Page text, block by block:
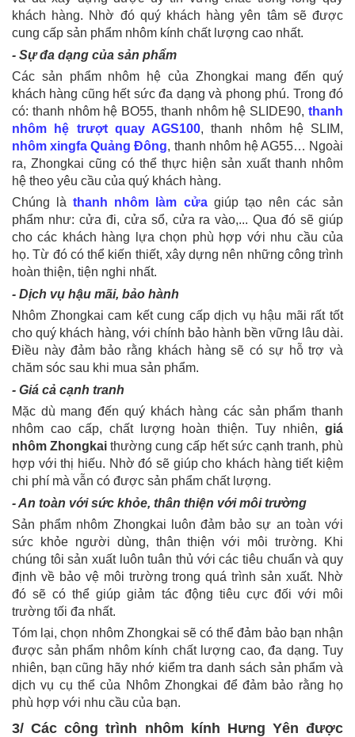
khách hàng. Nhờ đó quý khách hàng yên tâm sẽ được
cung cấp sản phẩm nhôm kính chất lượng cao nhất.
- Sự đa dạng của sản phẩm
Các sản phẩm nhôm hệ của Zhongkai mang đến quý
khách hàng cũng hết sức đa dạng và phong phú. Trong đó
có: thanh nhôm hệ BO55, thanh nhôm hệ SLIDE90, thanh
nhôm hệ trượt quay AGS100, thanh nhôm hệ SLIM,
nhôm xingfa Quảng Đông, thanh nhôm hệ AG55… Ngoài
ra, Zhongkai cũng có thể thực hiện sản xuất thanh nhôm
hệ theo yêu cầu của quý khách hàng.
Chúng làthanh nhôm làm cửagiúp tạo nên các sản
phẩm như: cửa đi, cửa sổ, cửa ra vào,... Qua đó sẽ giúp
cho các khách hàng lựa chọn phù hợp với nhu cầu của
họ. Từ đó có thể kiến thiết, xây dựng nên những công trình
hoàn thiện, tiện nghi nhất.
- Dịch vụ hậu mãi, bảo hành
Nhôm Zhongkai cam kết cung cấp dịch vụ hậu mãi rất tốt
cho quý khách hàng, với chính bảo hành bền vững lâu dài.
Điều này đảm bảo rằng khách hàng sẽ có sự hỗ trợ và
chăm sóc sau khi mua sản phẩm.
- Giá cả cạnh tranh
Mặc dù mang đến quý khách hàng các sản phẩm thanh
nhôm cao cấp, chất lượng hoàn thiện. Tuy nhiên, giá
nhôm Zhongkai thường cung cấp hết sức cạnh tranh, phù
hợp với thị hiếu. Nhờ đó sẽ giúp cho khách hàng tiết kiệm
chi phí mà vẫn có được sản phẩm chất lượng.
- An toàn với sức khỏe, thân thiện với môi trường
Sản phẩm nhôm Zhongkai luôn đảm bảo sự an toàn với
sức khỏe người dùng, thân thiện với môi trường. Khi
chúng tôi sản xuất luôn tuân thủ với các tiêu chuẩn và quy
định về bảo vệ môi trường trong quá trình sản xuất. Nhờ
đó sẽ có thể giúp giảm tác động tiêu cực đối với môi
trường tối đa nhất.
Tóm lại, chọn nhôm Zhongkai sẽ có thể đảm bảo bạn nhận
được sản phẩm nhôm kính chất lượng cao, đa dạng. Tuy
nhiên, bạn cũng hãy nhớ kiểm tra danh sách sản phẩm và
dịch vụ cụ thể của Nhôm Zhongkai để đảm bảo rằng họ
phù hợp với nhu cầu của bạn.
3/ Các công trình nhôm kính Hưng Yên được